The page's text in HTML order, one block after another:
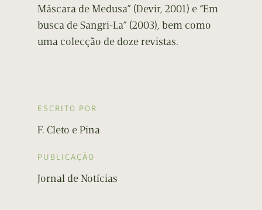
Máscara de Medusa” (Devir, 2001) e “Em
busca de Sangri-La” (2003), bem como
uma colecção de doze revistas.
ESCRITO POR
F. Cleto e Pina
PUBLICAÇÃO
Jornal de Notícias